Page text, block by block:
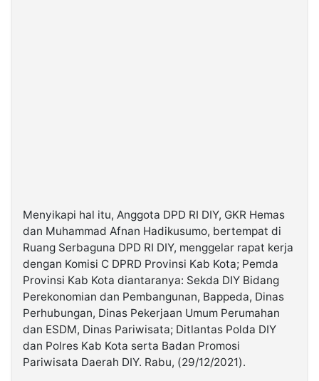
Menyikapi hal itu, Anggota DPD RI DIY, GKR Hemas
dan Muhammad Afnan Hadikusumo, bertempat di
Ruang Serbaguna DPD RI DIY, menggelar rapat kerja
dengan Komisi C DPRD Provinsi Kab Kota; Pemda
Provinsi Kab Kota diantaranya: Sekda DIY Bidang
Perekonomian dan Pembangunan, Bappeda, Dinas
Perhubungan, Dinas Pekerjaan Umum Perumahan
dan ESDM, Dinas Pariwisata; Ditlantas Polda DIY
dan Polres Kab Kota serta Badan Promosi
Pariwisata Daerah DIY. Rabu, (29/12/2021).